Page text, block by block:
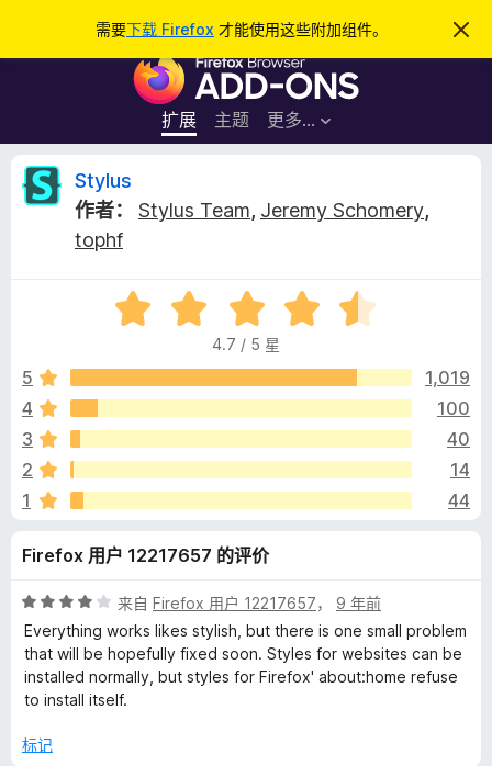
需要下载 Firefox 才能使用这些附加组件。
忽
此
F
r
e
x
器
附
加
件
扩展 主题 更多…
登录
S
t
u
s
的
评
价
Stylus
作者：
Stylus Team, Jeremy Schomery,
tophf
评
分
.
/
4.7 / 5 星
5
1,019
4
100
3
40
2
14
1
44
Firefox 用户 12217657 的评价
评
分
4
/
5
来自 Firefox 用户 12217657， 9 年前
Everything works likes stylish, but there is one small problem
that will be hopefully fixed soon. Styles for websites can be
installed normally, but styles for Firefox' about:home refuse
to install itself.
标记